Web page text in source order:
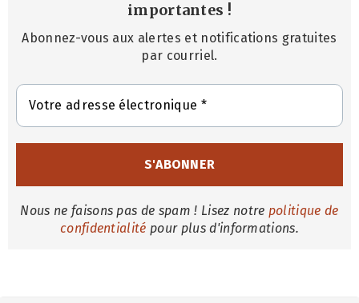
importantes !
Abonnez-vous aux alertes et notifications gratuites
par courriel.
Nous ne faisons pas de spam ! Lisez notre politique de
confidentialité pour plus d'informations.